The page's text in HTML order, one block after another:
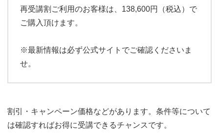
再受講割ご利用のお客様は、138,600円（税込）で
ご購入頂けます。
※最新情報は必ず公式サイトでご確認くださいま
せ。
割引・キャンペーン価格などがあります。条件等について
は確認すればお得に受講できるチャンスです。